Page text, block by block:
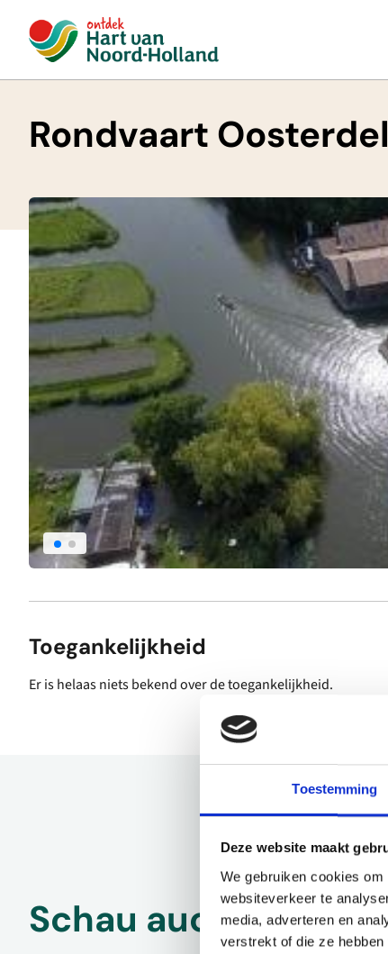
Toestemming
Deze website maakt
We gebruiken cookies
websiteverkeer te
media, adverteren en
verstrekt of die ze
Rondvaart Oosterdel
Toegankelijkheid
Er is helaas niets bekend over de toegankelijkheid.
Schau auch mal